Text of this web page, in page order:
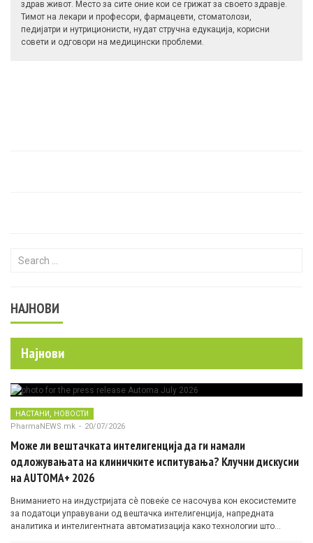
здрав живот. Место за сите оние кои се грижат за своето здравје.
Тимот на лекари и професори, фармацевти, стоматолози,
педијатри и нутриционисти, нудат стручна едукација, корисни
совети и одговори на медицински проблеми.
Search for:
НАЈНОВИ
Најнови
НАСТАНИ, НОВОСТИ
PharmaNEWS.mk - 20/07/2026
Може ли вештачката интелигенција да ги намали
одложувањата на клиничките испитувања? Клучни дискусии
на AUTOMA+ 2026
Вниманието на индустријата сè повеќе се насочува кон екосистемите
за податоци управувани од вештачка интелигенција, напредната
аналитика и интелигентната автоматизација како технологии што